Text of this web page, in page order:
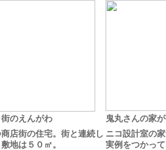
のえんがわ
鬼丸さんの家
店街の住宅。街と連続し
地は５０㎡。
ニコ設計室の
実例をつかっ